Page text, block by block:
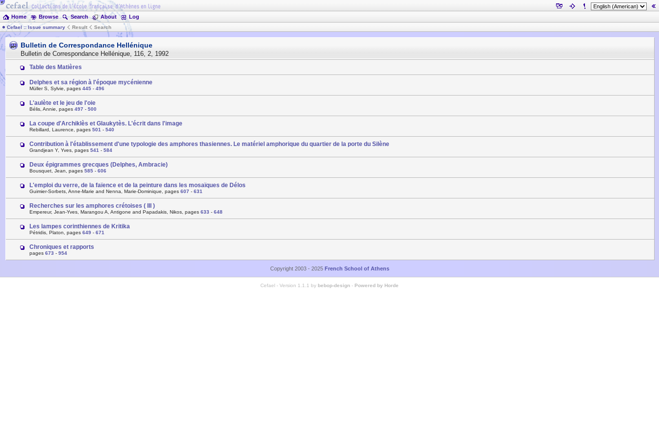
Home Browse Search About Log
Cefael :: Issue summary Result Search
Bulletin de Correspondance Hellénique
Bulletin de Correspondance Hellénique, 116, 2, 1992
Table des Matières
Delphes et sa région à l'époque mycénienne
Müller S, Sylvie, pages 445 - 496
L'aulète et le jeu de l'oie
Bélis, Annie, pages 497 - 500
La coupe d'Archiklès et Glaukytès. L'écrit dans l'image
Rebillard, Laurence, pages 501 - 540
Contribution à l'établissement d'une typologie des amphores thasiennes. Le matériel amphorique du quartier de la porte du Silène
Grandjean Y, Yves, pages 541 - 584
Deux épigrammes grecques (Delphes, Ambracie)
Bousquet, Jean, pages 585 - 606
L'emploi du verre, de la faïence et de la peinture dans les mosaïques de Délos
Guimier-Sorbets, Anne-Marie and Nenna, Marie-Dominique, pages 607 - 631
Recherches sur les amphores crétoises ( III )
Empereur, Jean-Yves, Marangou A, Antigone and Papadakis, Nikos, pages 633 - 648
Les lampes corinthiennes de Kritika
Pétridis, Platon, pages 649 - 671
Chroniques et rapports
pages 673 - 954
Copyright 2003 - 2025 French School of Athens
Cefael - Version 1.1.1 by bebop-design - Powered by Horde